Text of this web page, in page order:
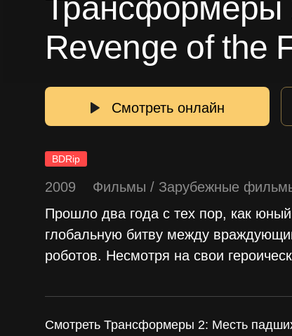
Трансформеры
Revenge of the
Смотреть онлайн
BDRip
2009 Фильмы / Зарубежные
Прошло два года с тех пор, как
глобальную битву между
роботов. Несмотря на свои
Смотреть Трансформеры 2: Месть